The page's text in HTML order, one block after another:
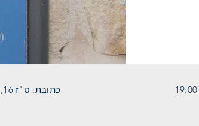
כתובת: ט"ז 16, צפת